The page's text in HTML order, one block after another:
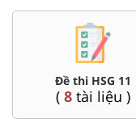
Đề thi HSG 11
( 8tài liệu )